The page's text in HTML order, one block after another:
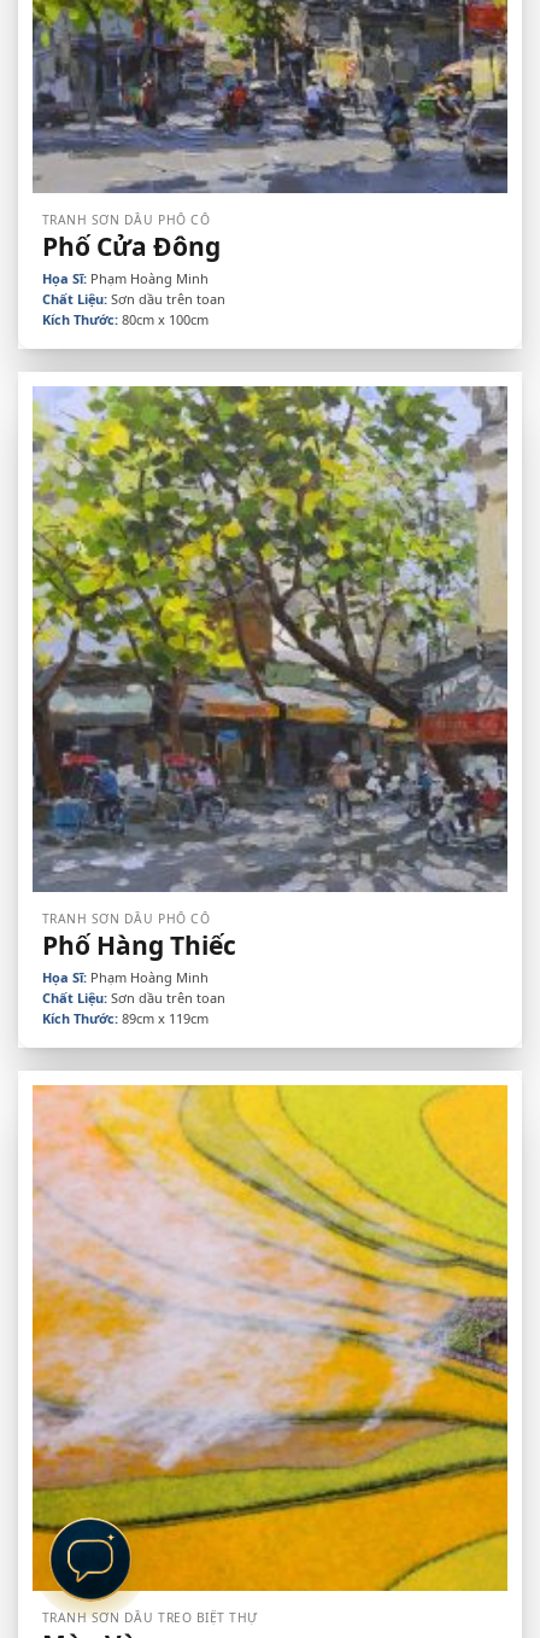
TRANH SƠN DẦU PHỐ CỔ
Phố Cửa Đông
Họa Sĩ: Phạm Hoàng Minh
Chất Liệu: Sơn dầu trên toan
Kích Thước:80cm x 100cm
TRANH SƠN DẦU PHỐ CỔ
Phố Hàng Thiếc
Họa Sĩ: Phạm Hoàng Minh
Chất Liệu: Sơn dầu trên toan
Kích Thước:89cm x 119cm
TRANH SƠN DẦU TREO BIỆT THỰ